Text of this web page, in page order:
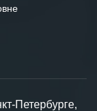
Петербурге,